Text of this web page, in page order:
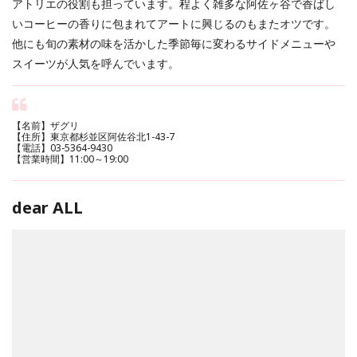
アトリエの役割も担っています。程よく雑多な阿佐ヶ谷で香ばし
いコーヒーの香りに包まれてアートに興じるのもまたオツです。
他にも旬の素材の味を活かした季節毎に変わるサイドメニューや
スイーツが人気を呼んでいます。
【名前】ザグリ
【住所】東京都杉並区阿佐谷北1-43-7
【電話】03-5364-9430
【営業時間】11:00～19:00
dear ALL